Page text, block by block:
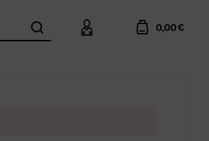
search account cart 0,00 €